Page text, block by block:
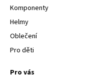
Komponenty
Helmy
Oblečení
Pro děti
Pro vás